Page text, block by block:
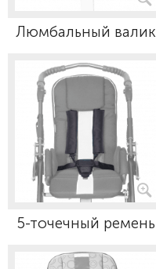
Люмбальный валик
5-точечный ремень